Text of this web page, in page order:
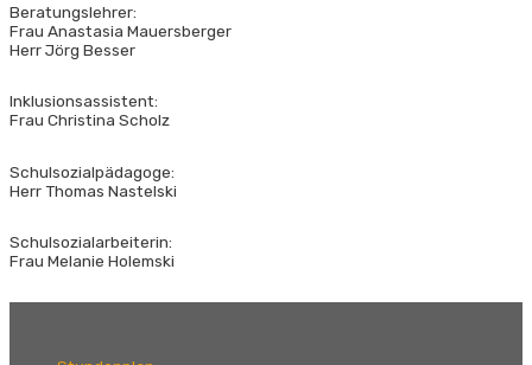
Beratungslehrer:
Frau Anastasia Mauersberger
Herr Jörg Besser
Inklusionsassistent:
Frau Christina Scholz
Schulsozialpädagoge:
Herr Thomas Nastelski
Schulsozialarbeiterin:
Frau Melanie Holemski